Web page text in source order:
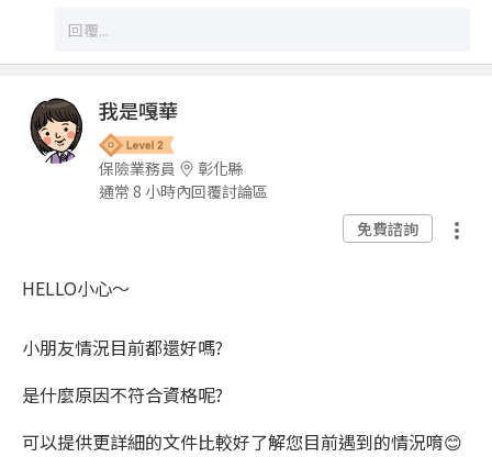
我是嘎華
保險業務員
彰化縣
通常 8 小時內回覆討論區
免費諮詢
HELLO小心～
小朋友情況目前都還好嗎?
是什麼原因不符合資格呢?
可以提供更詳細的文件比較好了解您目前遇到的情況唷😊